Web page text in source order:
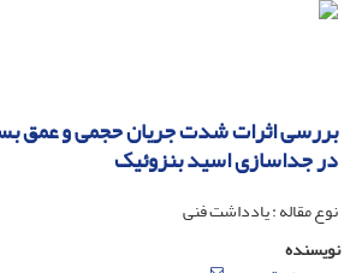
‌بررسی اثرات شدت جریان حجمی و عمق
در جداسازی اسید بنزوئیک
نوع مقاله : یادداشت فنی
نویسنده